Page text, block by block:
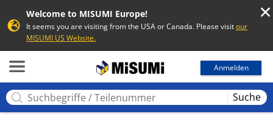
Welcome to MISUMI Europe!
It seems you are visiting from the USA or Canada. Please visitour
MISUMI US Website.
Anmelden
Suche